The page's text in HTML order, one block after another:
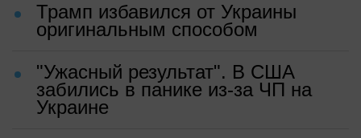
Трамп избавился от Украины
оригинальным способом
"Ужасный результат". В США
забились в панике из-за ЧП на
Украине